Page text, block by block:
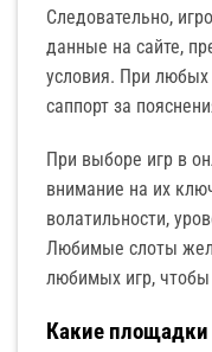
Следовательно,
данные на сайте,
условия. При
саппорт за
При выборе игр в
внимание на их
волатильности,
Любимые слоты
любимых игр,
Какие